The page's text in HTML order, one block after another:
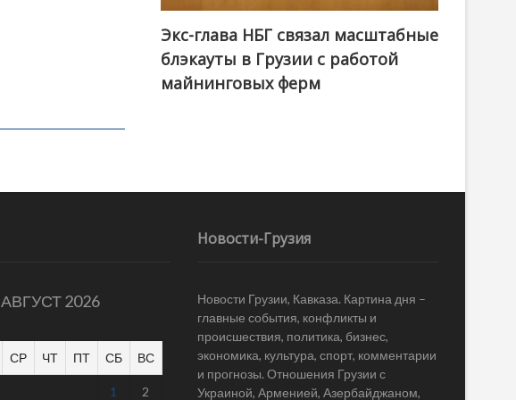
Экс-глава НБГ связал масштабные
блэкауты в Грузии с работой
майнинговых ферм
АВГУСТ 2026
СР ЧТ ПТ СБ ВС
1 2
Новости-Грузия
Новости Грузии, Кавказа. Картина дня –
главные события, конфликты и
происшествия, политика, бизнес,
экономика, культура, спорт, комментарии
и прогнозы. Отношения Грузии с
Украиной, Арменией, Азербайджаном,